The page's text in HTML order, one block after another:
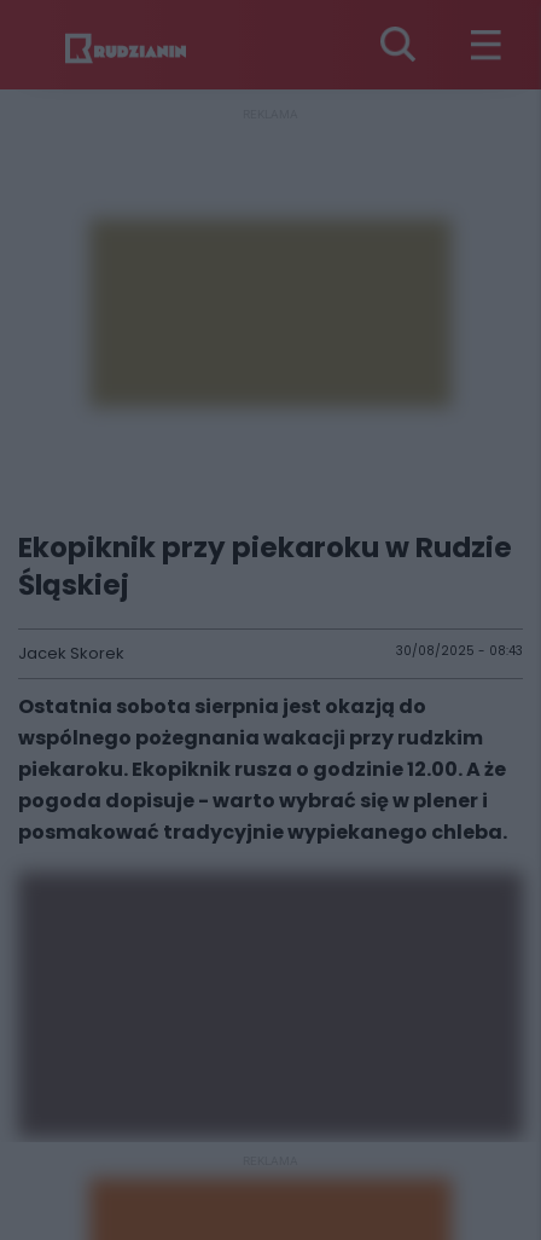
Ekopiknik przy piekaroku w Rudzie
Śląskiej
Jacek Skorek 30/08/2025 - 08:43
Ostatnia sobota sierpnia jest okazją do
wspólnego pożegnania wakacji przy rudzkim
piekaroku. Ekopiknik rusza o godzinie 12.00. A że
pogoda dopisuje - warto wybrać się w plener i
posmakować tradycyjnie wypiekanego chleba.